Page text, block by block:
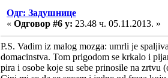
Одг: Задушнице
« Одговор #6 у: 23.48 ч. 05.11.2013. »
P.S. Vadim iz malog mozga: umrli je
domacinstva. Tom prigodom se krkalo i
pira i osobe koje su sebe prinosile na zrtvu